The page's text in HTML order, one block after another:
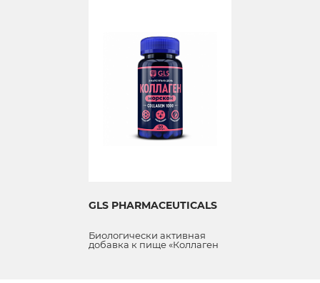
GLS PHARMACEUTICALS
Биологически активная
добавка к пище «Коллаген
1000»